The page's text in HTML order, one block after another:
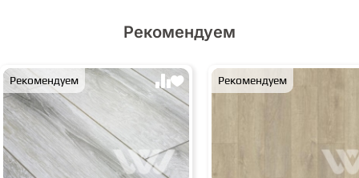
Рекомендуем
Рекомендуем Рекомендуем